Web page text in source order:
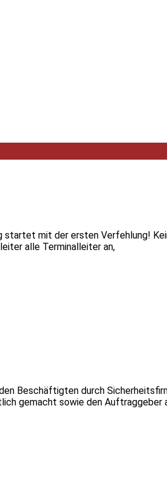
mit der ersten Verfehlung!
alle Terminalleiter an,
Beschäftigten durch
gemacht sowie den